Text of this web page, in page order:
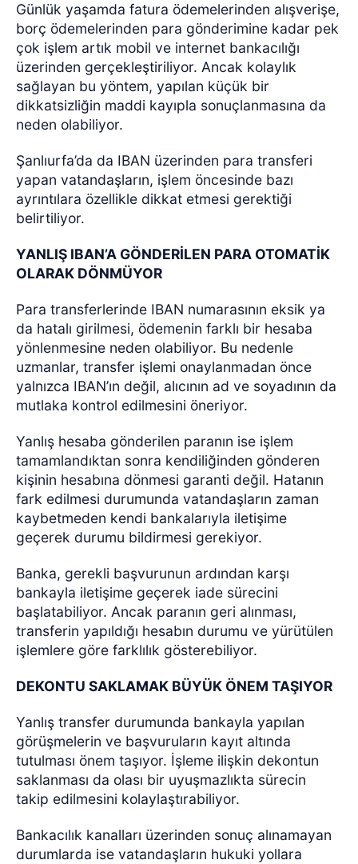
Günlük yaşamda fatura ödemelerinden alışverişe,
borç ödemelerinden para gönderimine kadar pek
çok işlem artık mobil ve internet bankacılığı
üzerinden gerçekleştiriliyor. Ancak kolaylık
sağlayan bu yöntem, yapılan küçük bir
dikkatsizliğin maddi kayıpla sonuçlanmasına da
neden olabiliyor.
Şanlıurfa’da da IBAN üzerinden para transferi
yapan vatandaşların, işlem öncesinde bazı
ayrıntılara özellikle dikkat etmesi gerektiği
belirtiliyor.
YANLIŞ IBAN’A GÖNDERİLEN PARA OTOMATİK
OLARAK DÖNMÜYOR
Para transferlerinde IBAN numarasının eksik ya
da hatalı girilmesi, ödemenin farklı bir hesaba
yönlenmesine neden olabiliyor. Bu nedenle
uzmanlar, transfer işlemi onaylanmadan önce
yalnızca IBAN’ın değil, alıcının ad ve soyadının da
mutlaka kontrol edilmesini öneriyor.
Yanlış hesaba gönderilen paranın ise işlem
tamamlandıktan sonra kendiliğinden gönderen
kişinin hesabına dönmesi garanti değil. Hatanın
fark edilmesi durumunda vatandaşların zaman
kaybetmeden kendi bankalarıyla iletişime
geçerek durumu bildirmesi gerekiyor.
Banka, gerekli başvurunun ardından karşı
bankayla iletişime geçerek iade sürecini
başlatabiliyor. Ancak paranın geri alınması,
transferin yapıldığı hesabın durumu ve yürütülen
işlemlere göre farklılık gösterebiliyor.
DEKONTU SAKLAMAK BÜYÜK ÖNEM TAŞIYOR
Yanlış transfer durumunda bankayla yapılan
görüşmelerin ve başvuruların kayıt altında
tutulması önem taşıyor. İşleme ilişkin dekontun
saklanması da olası bir uyuşmazlıkta sürecin
takip edilmesini kolaylaştırabiliyor.
Bankacılık kanalları üzerinden sonuç alınamayan
durumlarda ise vatandaşların hukuki yollara